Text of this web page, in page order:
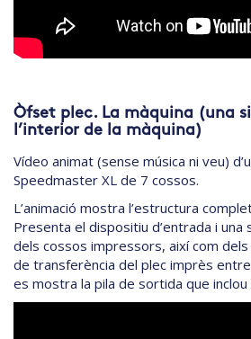
Òfset plec. La màquina (una
l’interior de la màquina)
Vídeo animat (sense música ni veu)
Speedmaster XL de 7 cossos.
L’animació mostra l’estructura
Presenta el dispositiu d’entrada i una
dels cossos impressors, així com
de transferència del plec imprès
es mostra la pila de sortida que